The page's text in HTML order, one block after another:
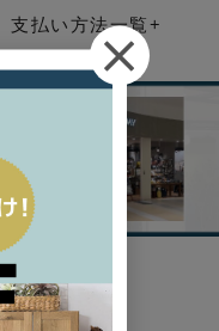
支払い方法一覧+
ご利用ガイド